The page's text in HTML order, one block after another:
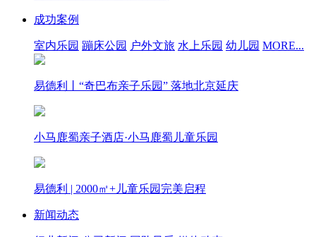
成功案例
室内乐园 蹦床公园 户外文旅 水上乐园 幼儿园 MORE...
易德利丨“奇巴布亲子乐园” 落地北京延庆
小马鹿蜀亲子酒店·小马鹿蜀儿童乐园
易德利 | 2000㎡+儿童乐园完美启程
新闻动态